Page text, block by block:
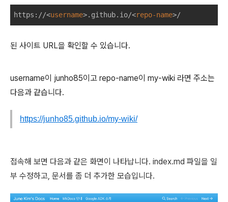
https://<username>.github.io/<repo-name>
된 사이트 URL을 확인할 수 있습니다.
username이 junho85이고 repo-name이 my-wiki 라면 주소는
다음과 같습니다.
https://junho85.github.io/my-wiki/
접속해 보면 다음과 같은 화면이 나타납니다. index.md 파일을 일
부 수정하고, 문서를 좀 더 추가한 모습입니다.